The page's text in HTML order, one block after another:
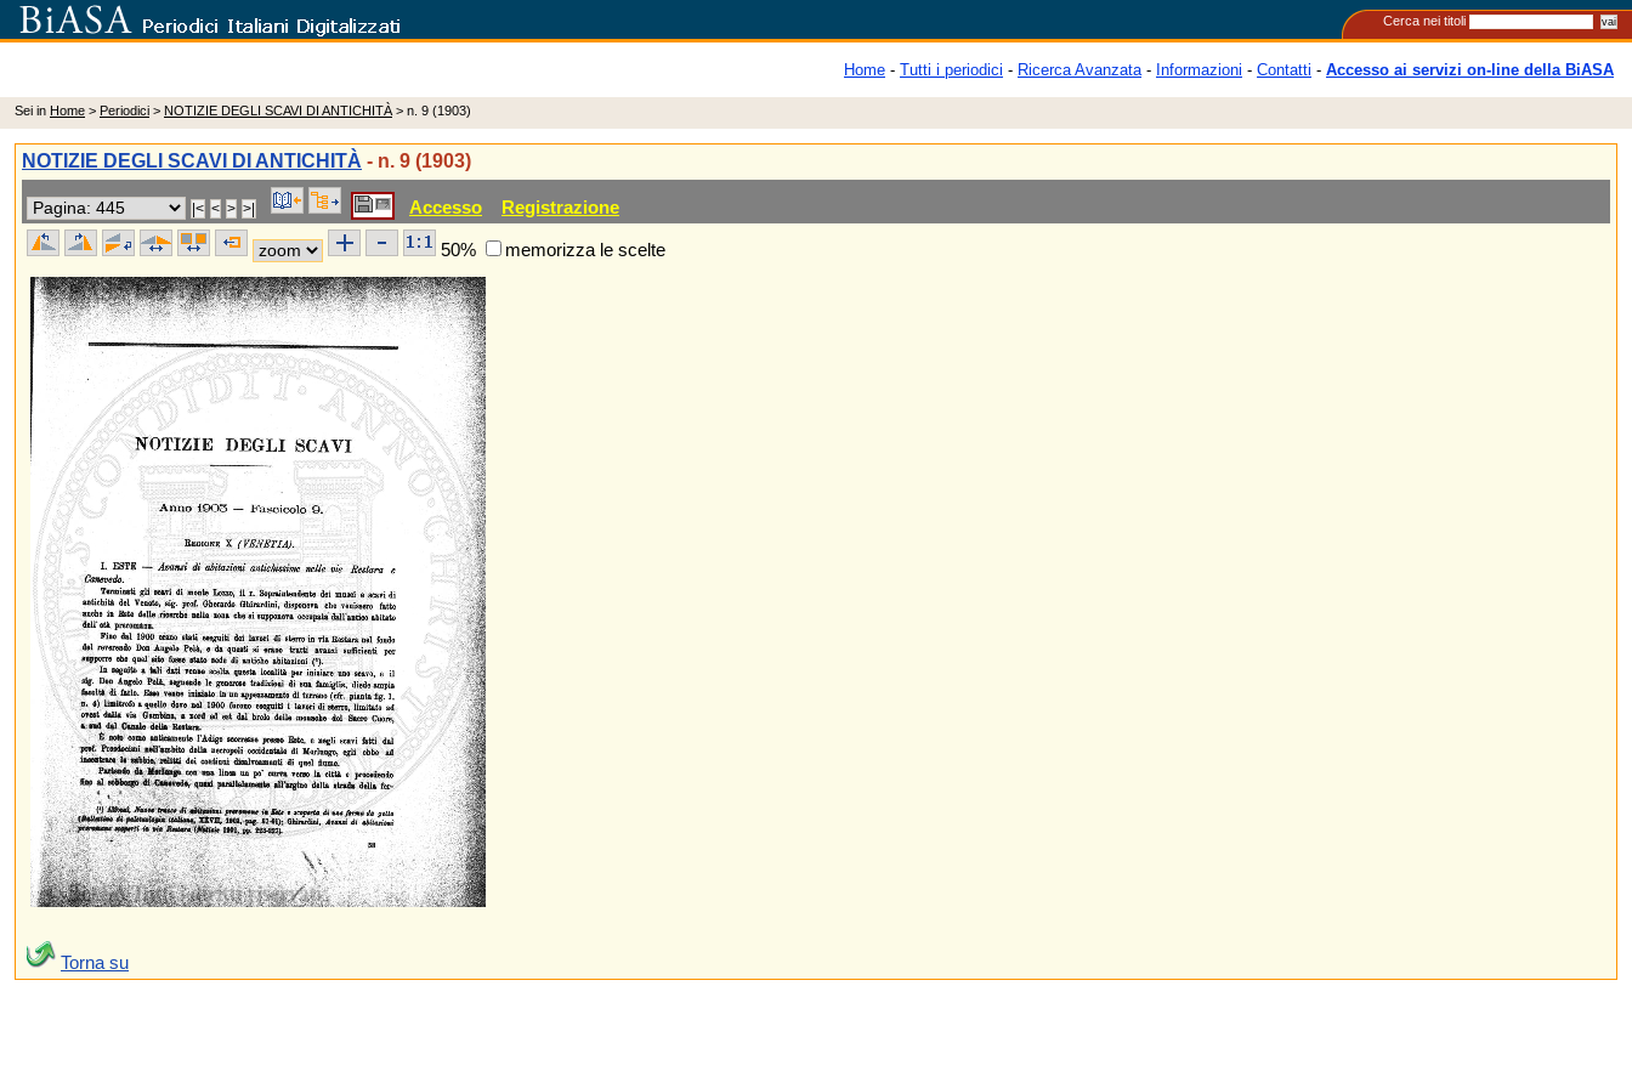
Cerca nei titoli
Home - Tutti i periodici - Ricerca Avanzata- Informazioni - Contatti - Accesso ai servizi on-line della BiASA
Sei in Home > Periodici > NOTIZIE DEGLI SCAVI DI ANTICHITÀ > n. 9 (1903)
NOTIZIE DEGLI SCAVI DI ANTICHITÀ - n. 9 (1903)
Accesso Registrazione
50% memorizza le scelte
Torna su